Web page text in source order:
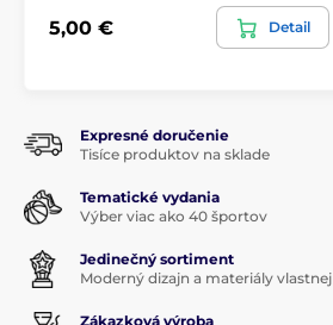
5,00 € Detail
Expresné doručenie
Tisíce produktov na sklade
Tematické vydania
Výber viac ako 40 športov
Jedinečný sortiment
Moderný dizajn a materiály
Zákazková výroba